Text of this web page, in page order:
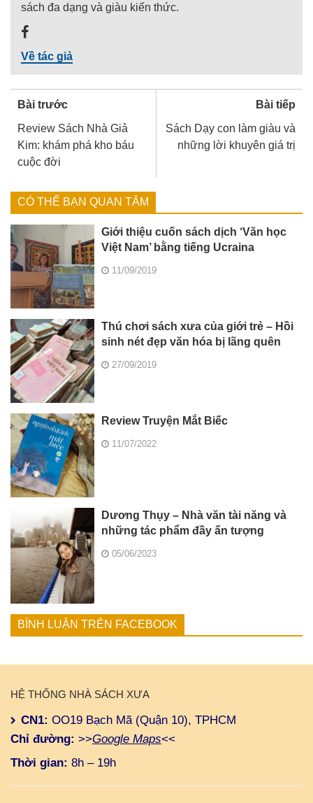
sách đa dạng và giàu kiến thức.
Về tác giả
Bài trước
Review Sách Nhà Giả
Kim: khám phá kho báu
cuộc đời
Bài tiếp
Sách Dạy con làm giàu và
những lời khuyên giá trị
CÓ THỂ BẠN QUAN TÂM
Giới thiệu cuốn sách dịch ‘Văn học
Việt Nam’ bằng tiếng Ucraina
11/09/2019
Thú chơi sách xưa của giới trẻ – Hồi
sinh nét đẹp văn hóa bị lãng quên
27/09/2019
Review Truyện Mắt Biếc
11/07/2022
Dương Thụy – Nhà văn tài năng và
những tác phẩm đầy ấn tượng
05/06/2023
BÌNH LUẬN TRÊN FACEBOOK
HỆ THỐNG NHÀ SÁCH XƯA
CN1: OO19 Bạch Mã (Quận 10), TPHCM
Chỉ đường: >>Google Maps<<
Thời gian: 8h – 19h